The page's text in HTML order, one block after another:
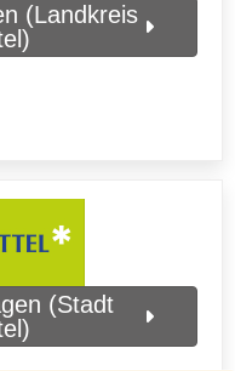
(Landkreis
(Stadt